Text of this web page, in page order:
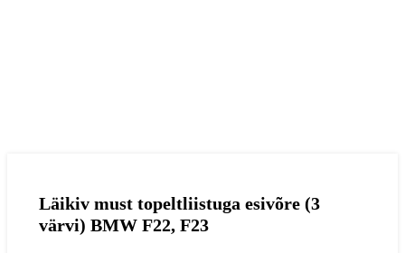
Läikiv must topeltliistuga esivõre (3
värvi) BMW F22, F23